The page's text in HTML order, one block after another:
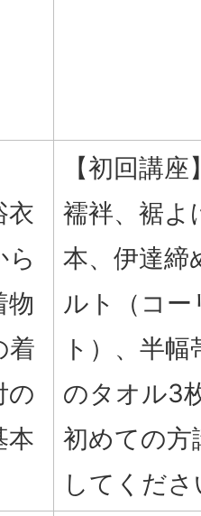
衣
ら
物
着
の
本
【初回講
襦袢、裾よ
本、伊達締
ルト（コ
ト）、半
のタオル3
初めての方
してくだ